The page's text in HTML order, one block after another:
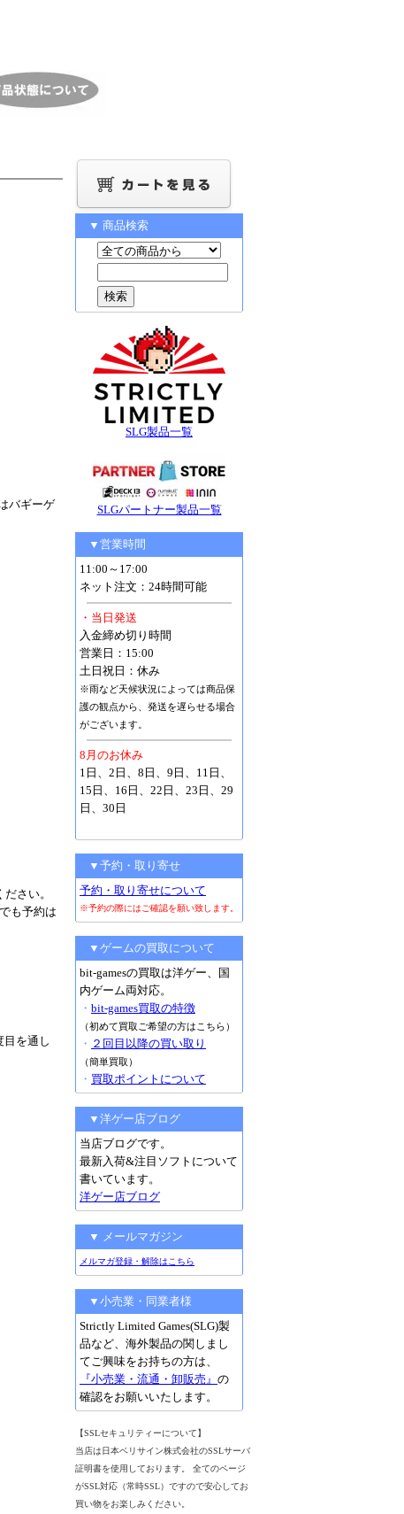
バギーゲ
さい。
も予約は
目を通し
▼ 商品検索
SLG製品一覧
SLGパートナー製品一覧
▼営業時間
11:00～17:00
ネット注文：24時間可能
・当日発送
入金締め切り時間
営業日：15:00
土日祝日：休み
※雨など天候状況によっては商品保
護の観点から、発送を遅らせる場合
がございます。
8月のお休み
1日、2日、8日、9日、11日、
15日、16日、22日、23日、29
日、30日
▼予約・取り寄せ
予約・取り寄せについて
※予約の際にはご確認を願い致します。
▼ゲームの買取について
bit-gamesの買取は洋ゲー、国
内ゲーム両対応。
・ bit-games買取の特徴
（初めて買取ご希望の方はこちら）
・ ２回目以降の買い取り
（簡単買取）
・ 買取ポイントについて
▼洋ゲー店ブログ
当店ブログです。
最新入荷&注目ソフトについて
書いています。
洋ゲー店ブログ
▼ メールマガジン
メルマガ登録・解除はこちら
▼小売業・同業者様
Strictly Limited Games(SLG)製
品など、海外製品の関しまし
てご興味をお持ちの方は、
『小売業・流通・卸販売』 の
確認をお願いいたします。
【SSLセキュリティーについて】
当店は日本ベリサイン株式会社のSSLサーバ
証明書を使用しております。 全てのページ
がSSL対応（常時SSL）ですので安心してお
買い物をお楽しみください。